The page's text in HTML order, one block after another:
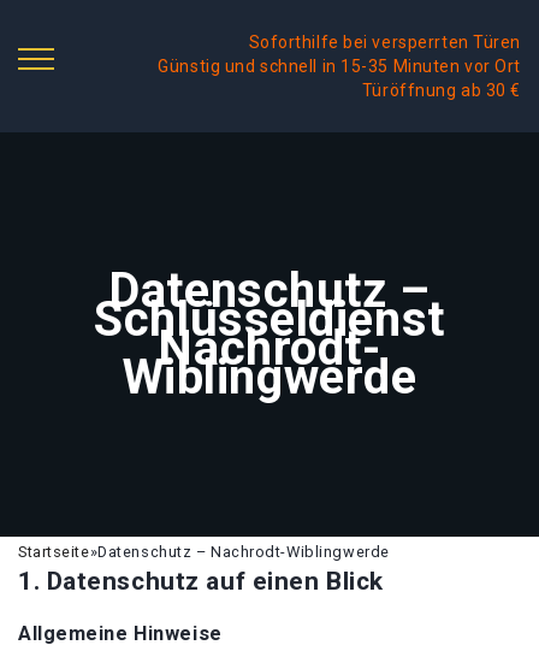
Soforthilfe bei versperrten Türen
Günstig und schnell in 15-35 Minuten vor Ort
Türöffnung ab 30 €
Datenschutz –
Schlüsseldienst
Nachrodt-
Wiblingwerde
Startseite»Datenschutz – Nachrodt-Wiblingwerde
1. Datenschutz auf einen Blick
Allgemeine Hinweise